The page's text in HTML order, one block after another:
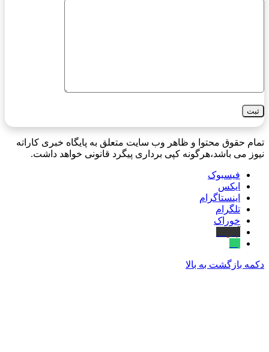
تمام حقوق محتوا و ظاهر وب سایت متعلق به پایگاه خبری کاراته
نیوز می باشد،هرگونه کپی برداری پیگرد قانونی خواهد داشت.
فیسبوک
ایکس
اینستاگرام
تلگرام
خوراک
دکمه بازگشت به بالا